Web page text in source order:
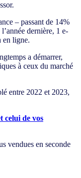
– passant de 14%
dernière, 1 e-
en ligne.
a démarrer,
à ceux du marché
entre 2022 et 2023,
celui de vos